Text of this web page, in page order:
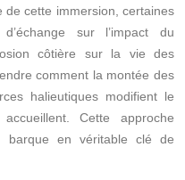
de cette immersion, certaines
sur l’impact du
côtière sur la vie des
comment la montée des
halieutiques modifient le
Cette approche
barque en véritable clé de